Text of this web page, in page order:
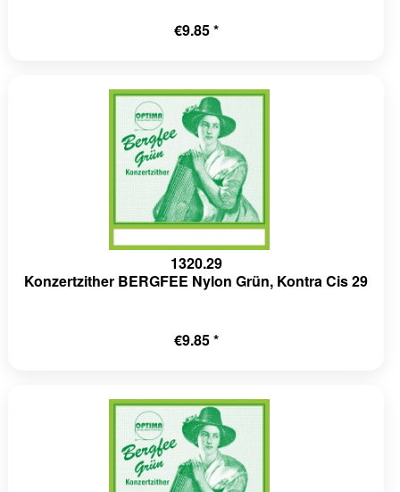
€9.85 *
1320.29
Konzertzither BERGFEE Nylon Grün, Kontra Cis 29
€9.85 *